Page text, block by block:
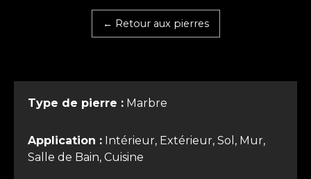
← Retour aux pierres
Type de pierre : Marbre
Application : Intérieur, Extérieur, Sol, Mur,
Salle de Bain, Cuisine